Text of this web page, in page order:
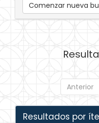
Comenzar nueva
Anterior
Resultados por